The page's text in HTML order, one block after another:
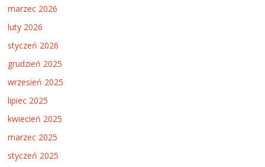
marzec 2026
luty 2026
styczeń 2026
grudzień 2025
wrzesień 2025
lipiec 2025
kwiecień 2025
marzec 2025
styczeń 2025